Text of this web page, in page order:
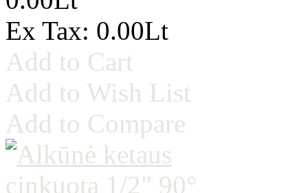
Ex Tax: 0.00Lt
Add to Cart
Add to Wish List
Add to Compare